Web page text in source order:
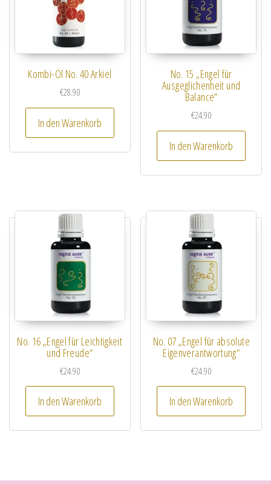
Kombi-Öl No. 40 Arkiel
€28.90
In den Warenkorb
No. 15 „Engel für
Ausgeglichenheit und
Balance“
€24.90
In den Warenkorb
No. 16 „Engel für Leichtigkeit
und Freude“
€24.90
In den Warenkorb
No. 07 „Engel für absolute
Eigenverantwortung“
€24.90
In den Warenkorb